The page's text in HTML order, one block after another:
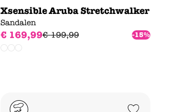
Xsensible Aruba Stretchwalker
Sandalen
€ 169,99€ 199,99 -15%
Add to Wishlist